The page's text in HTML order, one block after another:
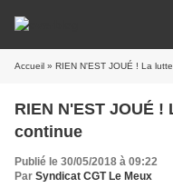
Accueil » RIEN N'EST JOUÉ ! La
RIEN N'EST JOUÉ !
continue
Publié le 30/05/2018 à 09:22
Par Syndicat CGT Le Meux